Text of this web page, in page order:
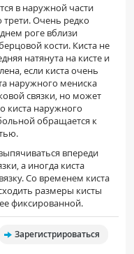
в наружной части
трети. Очень редко
роге вблизи
кости. Киста не
натянута на кисте и
если киста очень
наружного мениска
связки, но может
киста наружного
обращается к
впереди
а иногда киста
Со временем киста
размеры кисты
фиксированной.
Зарегистрироваться